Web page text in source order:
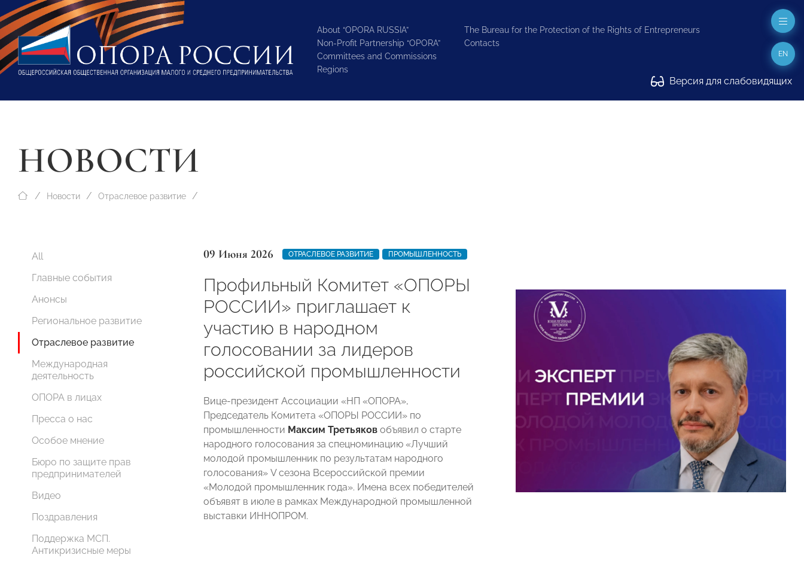
About “OPORA RUSSIA”
Non-Profit Partnership “OPORA”
Committees and Commissions
Regions
The Bureau for the Protection of the Rights of Entrepreneurs
Contacts
Версия для слабовидящих
EN
НОВОСТИ
Новости Отраслевое развитие
All
Главные события
Анонсы
Региональное развитие
Отраслевое развитие
Международная
деятельность
ОПОРА в лицах
Пресса о нас
Особое мнение
Бюро по защите прав
предпринимателей
Видео
Поздравления
Поддержка МСП.
Антикризисные меры
09 Июня 2026 ОТРАСЛЕВОЕ РАЗВИТИЕ ПРОМЫШЛЕННОСТЬ
Профильный Комитет «ОПОРЫ
РОССИИ» приглашает к
участию в народном
голосовании за лидеров
российской промышленности
Вице-президент Ассоциации «НП «ОПОРА»,
Председатель Комитета «ОПОРЫ РОССИИ» по
промышленности Максим Третьяков объявил о старте
народного голосования за спецноминацию «Лучший
молодой промышленник по результатам народного
голосования» V сезона Всероссийской премии
«Молодой промышленник года». Имена всех победителей
объявят в июле в рамках Международной промышленной
выставки ИННОПРОМ.